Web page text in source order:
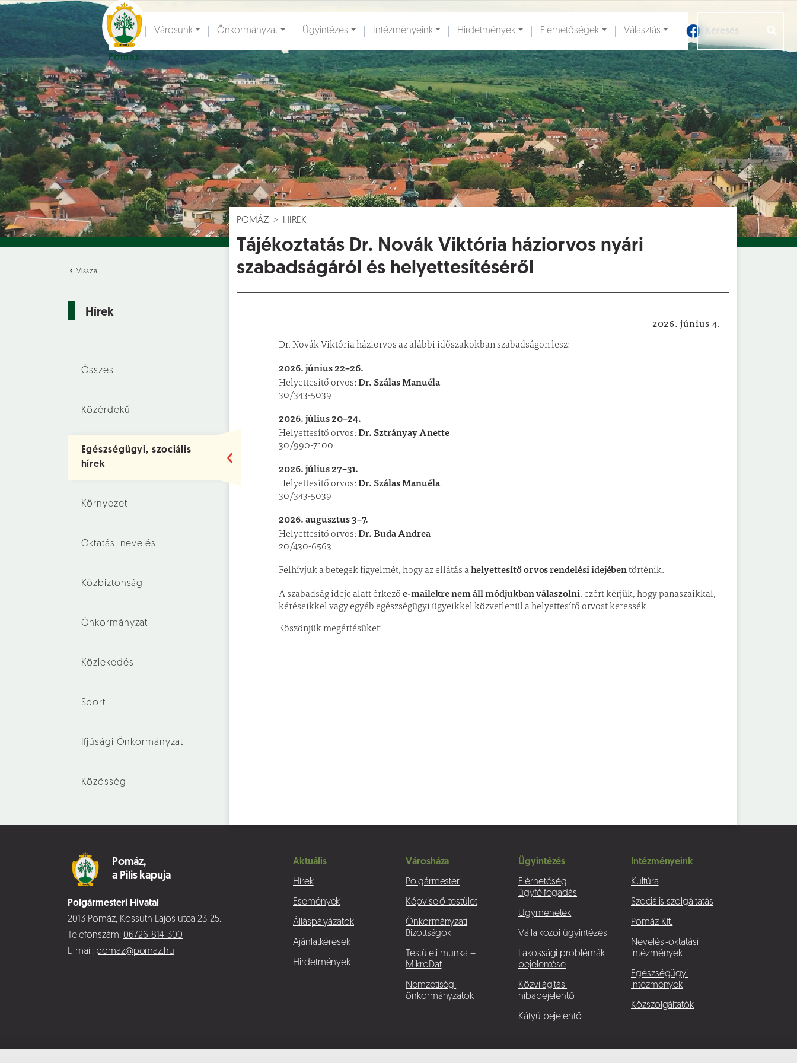
Pomáz
Ugrás a fő tartalomhoz
Városunk Önkormányzat Ügyintézés Intézményeink Hirdetmények Elérhetőségek Választás
Vissza
Hírek
Összes
Közérdekű
Egészségügyi, szociális
hírek
Környezet
Oktatás, nevelés
Közbiztonság
Önkormányzat
Közlekedés
Sport
Ifjúsági Önkormányzat
Közösség
POMÁZ HÍREK
Tájékoztatás Dr. Novák Viktória háziorvos nyári
szabadságáról és helyettesítéséről
Egészségügyi, szociális hírek
2026. június 4.
Dr. Novák Viktória háziorvos az alábbi időszakokban szabadságon lesz:
2026. június 22–26.
Helyettesítő orvos:Dr. Szálas Manuéla
30/343-5039
2026. július 20–24.
Helyettesítő orvos:Dr. Sztrányay Anette
30/990-7100
2026. július 27–31.
Helyettesítő orvos:Dr. Szálas Manuéla
30/343-5039
2026. augusztus 3–7.
Helyettesítő orvos:Dr. Buda Andrea
20/430-6563
Felhívjuk a betegek figyelmét, hogy az ellátás ahelyettesítő orvos rendelési idejében történik.
A szabadság ideje alatt érkezőe-mailekre nem áll módjukban válaszolni, ezért kérjük, hogy panaszaikkal,
kéréseikkel vagy egyéb egészségügyi ügyeikkel közvetlenül a helyettesítő orvost keressék.
Köszönjük megértésüket!
Pomáz,
a Pilis kapuja
Polgármesteri Hivatal
2013 Pomáz, Kossuth Lajos utca 23-25.
Telefonszám: 06/26-814-300
E-mail: pomaz@pomaz.hu
Aktuális
Hírek
Események
Álláspályázatok
Ajánlatkérések
Hirdetmények
Városháza
Polgármester
Képviselő-testület
Önkormányzati
Bizottságok
Testületi munka –
MikroDat
Nemzetiségi
önkormányzatok
Ügyintézés
Elérhetőség,
ügyfélfogadás
Ügymenetek
Vállalkozói ügyintézés
Lakossági problémák
bejelentése
Közvilágítási
hibabejelentő
Kátyú bejelentő
Intézményeink
Kultúra
Szociális szolgáltatás
Pomáz Kft.
Nevelési-oktatási
intézmények
Egészségügyi
intézmények
Közszolgáltatók
Hírek [] Események [ ] Dokumentumok [] Aloldalak []